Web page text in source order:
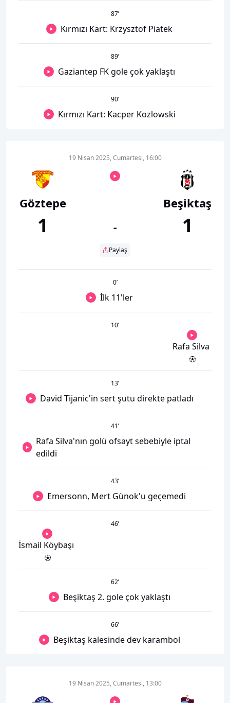
87’
Kırmızı Kart: Krzysztof Piatek
89’
Gaziantep FK gole çok yaklaştı
90’
Kırmızı Kart: Kacper Kozlowski
Göztepe
1
19 Nisan 2025, Cumartesi, 16:00
-
Paylaş
Beşiktaş
1
0’
İlk 11'ler
10’
Rafa Silva
13’
David Tijanic'in sert şutu direkte patladı
41’
Rafa Silva'nın golü ofsayt sebebiyle iptal
edildi
43’
Emersonn, Mert Günok'u geçemedi
46’
İsmail Köybaşı
62’
Beşiktaş 2. gole çok yaklaştı
66’
Beşiktaş kalesinde dev karambol
19 Nisan 2025, Cumartesi, 13:00